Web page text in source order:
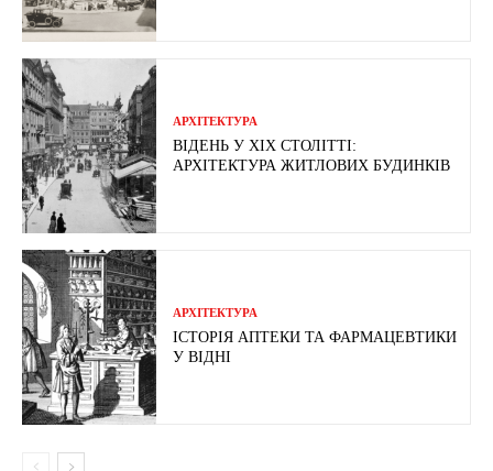
АРХІТЕКТУРА
ВІДЕНЬ У ХІХ СТОЛІТТІ:
АРХІТЕКТУРА ЖИТЛОВИХ БУДИНКІВ
АРХІТЕКТУРА
ІСТОРІЯ АПТЕКИ ТА ФАРМАЦЕВТИКИ
У ВІДНІ